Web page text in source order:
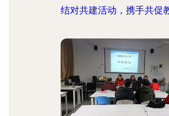
结对共建活动，携手共促